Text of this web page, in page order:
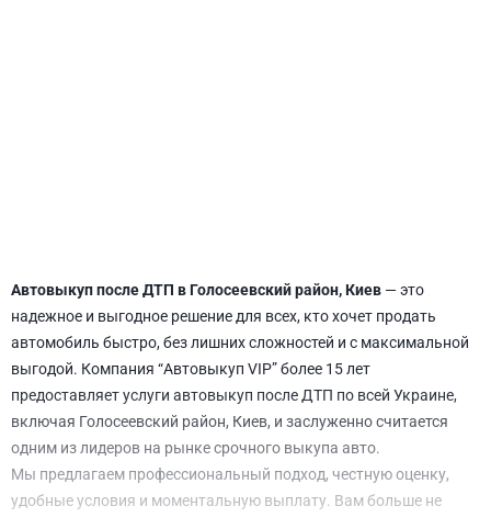
Автовыкуп после ДТП в Голосеевский район, Киев — это
надежное и выгодное решение для всех, кто хочет продать
автомобиль быстро, без лишних сложностей и с максимальной
выгодой. Компания “Автовыкуп VIP” более 15 лет
предоставляет услуги автовыкуп после ДТП по всей Украине,
включая Голосеевский район, Киев, и заслуженно считается
одним из лидеров на рынке срочного выкупа авто.
Мы предлагаем профессиональный подход, честную оценку,
удобные условия и моментальную выплату. Вам больше не